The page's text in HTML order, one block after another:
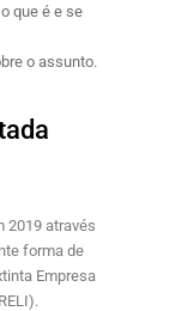
que é e se
o assunto.
2019 através
forma de
Empresa